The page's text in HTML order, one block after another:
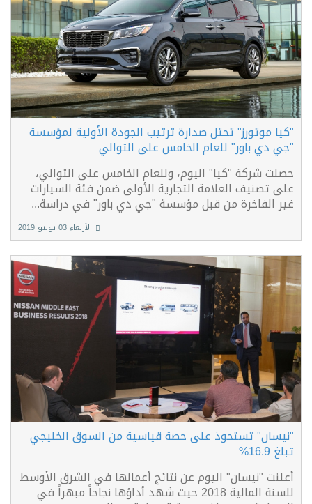
"كيا موتورز" تحتل صدارة ترتيب الجودة الأولية لمؤسسة
"جي دي باور" للعام الخامس على التوالي
حصلت شركة "كيا" اليوم، وللعام الخامس على التوالي،
على تصنيف العلامة التجارية الأولى ضمن فئة السيارات
غير الفاخرة من قبل مؤسسة "جي دي باور" في دراسة...
الأربعاء 03 يوليو 2019
"نيسان" تستحوذ على حصة قياسية من السوق الخليجي
تبلغ 16.9%
أعلنت "نيسان" اليوم عن نتائج أعمالها في الشرق الأوسط
للسنة المالية 2018 حيث شهد أداؤها نجاحاً مبهراً في